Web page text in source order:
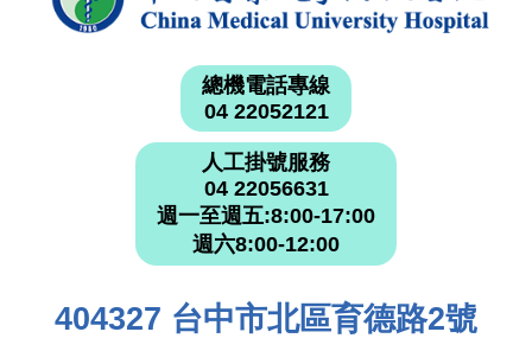
總機電話專線
04 22052121
人工掛號服務
04 22056631
週一至週五:8:00-17:00
週六8:00-12:00
404327 台中市北區育德路2號